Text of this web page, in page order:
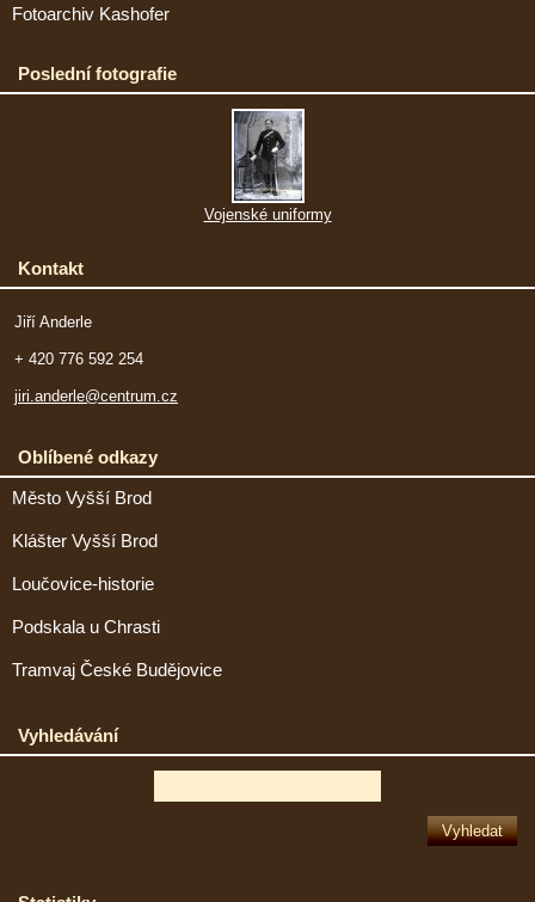
Fotoarchiv Kashofer
Poslední fotografie
Vojenské uniformy
Kontakt
Jiří Anderle
+ 420 776 592 254
jiri.anderle@centrum.cz
Oblíbené odkazy
Město Vyšší Brod
Klášter Vyšší Brod
Loučovice-historie
Podskala u Chrasti
Tramvaj České Budějovice
Vyhledávání